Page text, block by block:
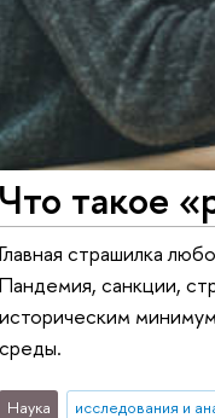
Что такое
Главная страшилка
Пандемия, санкции,
историческим
среды.
Наука исследования и